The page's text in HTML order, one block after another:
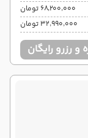
۶۸٬۲۰۰٬۰۰۰ تومان
۳۲٬۹۹۰٬۰۰۰ تومان
و رزرو رایگان